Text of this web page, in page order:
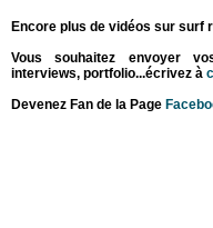
Encore plus de vidéos sur surf
Vous souhaitez envoyer
interviews, portfolio...écrivez à
Devenez Fan de la Page